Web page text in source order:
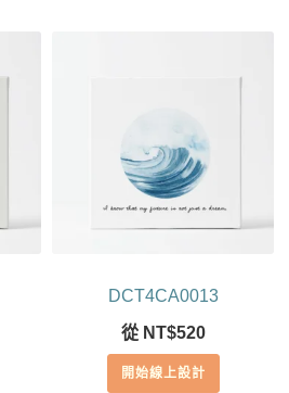
DCT4CA0013
從 NT$520
開始線上設計